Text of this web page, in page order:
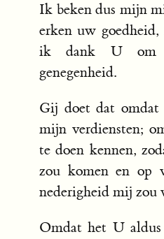
Ik beken dus mijn
erken uw
ik dank U
genegenheid.
Gij doet dat
mijn verdiensten;
te doen kennen,
zou komen en op
nederigheid mij zou
Omdat het U